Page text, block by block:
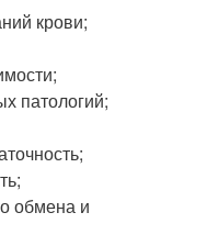
крови;
патологий;
обмена и